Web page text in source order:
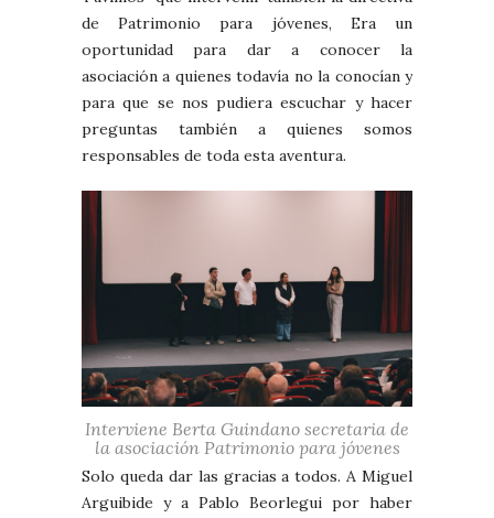
de Patrimonio para jóvenes, Era un
oportunidad para dar a conocer la
asociación a quienes todavía no la conocían y
para que se nos pudiera escuchar y hacer
preguntas también a quienes somos
responsables de toda esta aventura.
Interviene Berta Guindano secretaria de
la asociación Patrimonio para jóvenes
Solo queda dar las gracias a todos. A Miguel
Arguibide y a Pablo Beorlegui por haber